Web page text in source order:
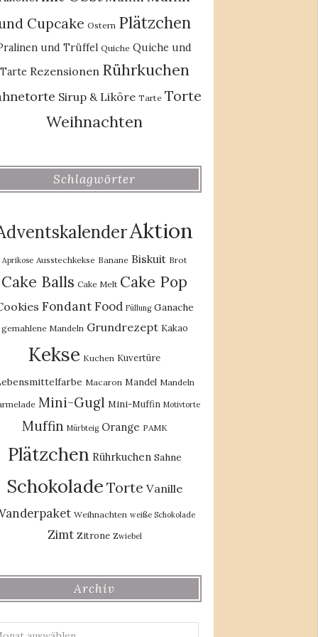
Cupcake Ostern Plätzchen
und Trüffel Quiche Quiche und
Tarte Rezensionen Rührkuchen
Sirup & Liköre Tarte Torte
Weihnachten
Schlagwörter
Aktion
Aprikose Ausstechkekse Banane Biskuit Brot
Cake Balls Cake Melt Cake Pop
Fondant Food Füllung Ganache
gemahlene Mandeln Grundrezept Kakao
Kekse Kuchen Kuvertüre
Macaron Mandel Mandeln
Mini-Gugl Mini-Muffin Motivtorte
Muffin Mürbteig Orange PAMK
Plätzchen Rührkuchen Sahne
Schokolade Torte Vanille
Weihnachten weiße Schokolade
Zimt Zitrone Zwiebel
Archiv